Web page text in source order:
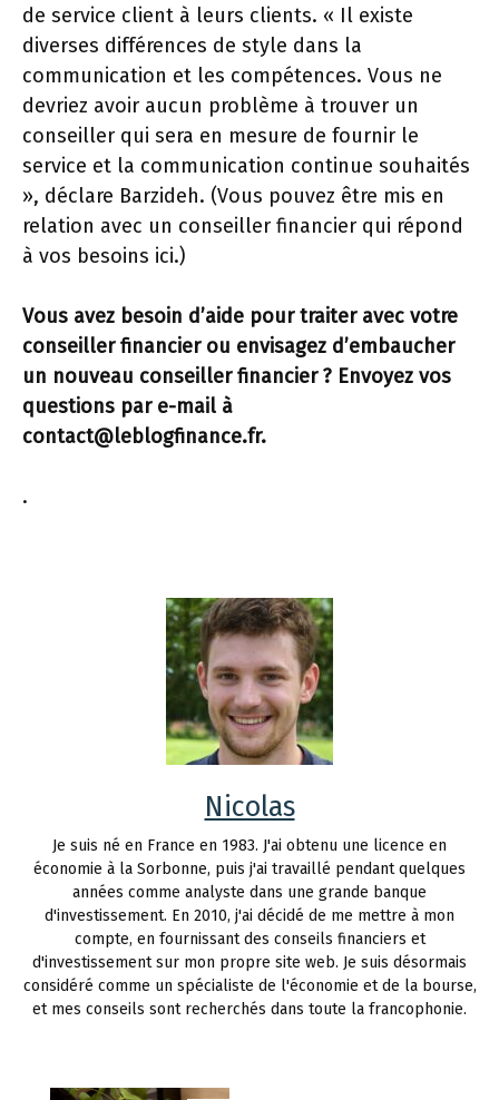
de service client à leurs clients. « Il existe
diverses différences de style dans la
communication et les compétences. Vous ne
devriez avoir aucun problème à trouver un
conseiller qui sera en mesure de fournir le
service et la communication continue souhaités
», déclare Barzideh. (Vous pouvez être mis en
relation avec un conseiller financier qui répond
à vos besoins ici.)
Vous avez besoin d’aide pour traiter avec votre
conseiller financier ou envisagez d’embaucher
un nouveau conseiller financier ? Envoyez vos
questions par e-mail à
contact@leblogfinance.fr.
.
Nicolas
Je suis né en France en 1983. J'ai obtenu une licence en
économie à la Sorbonne, puis j'ai travaillé pendant quelques
années comme analyste dans une grande banque
d'investissement. En 2010, j'ai décidé de me mettre à mon
compte, en fournissant des conseils financiers et
d'investissement sur mon propre site web. Je suis désormais
considéré comme un spécialiste de l'économie et de la bourse,
et mes conseils sont recherchés dans toute la francophonie.